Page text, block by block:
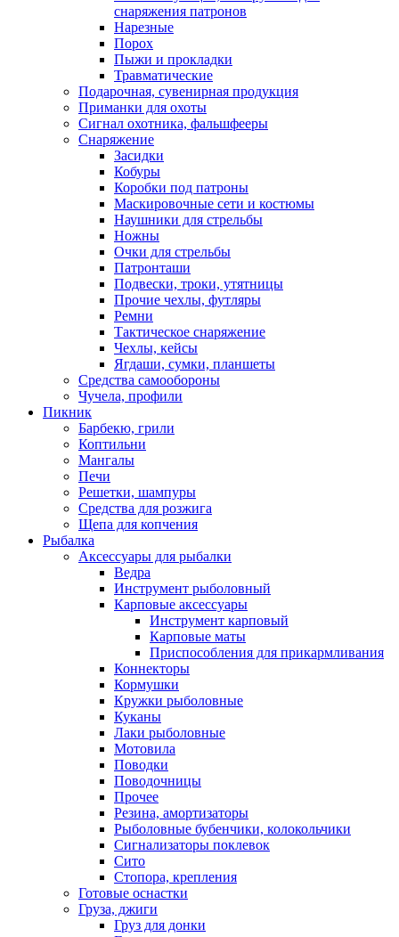
снаряжения патронов
Нарезные
Порох
Пыжи и прокладки
Травматические
Подарочная, сувенирная продукция
Приманки для охоты
Сигнал охотника, фальшфееры
Снаряжение
Засидки
Кобуры
Коробки под патроны
Маскировочные сети и костюмы
Наушники для стрельбы
Ножны
Очки для стрельбы
Патронташи
Подвески, троки, утятницы
Прочие чехлы, футляры
Ремни
Тактическое снаряжение
Чехлы, кейсы
Ягдаши, сумки, планшеты
Средства самообороны
Чучела, профили
Пикник
Барбекю, грили
Коптильни
Мангалы
Печи
Решетки, шампуры
Средства для розжига
Щепа для копчения
Рыбалка
Аксессуары для рыбалки
Ведра
Инструмент рыболовный
Карповые аксессуары
Инструмент карповый
Карповые маты
Приспособления для прикармливания
Коннекторы
Кормушки
Кружки рыболовные
Куканы
Лаки рыболовные
Мотовила
Поводки
Поводочницы
Прочее
Резина, амортизаторы
Рыболовные бубенчики, колокольчики
Сигнализаторы поклевок
Сито
Стопора, крепления
Готовые оснастки
Груза, джиги
Груз для донки